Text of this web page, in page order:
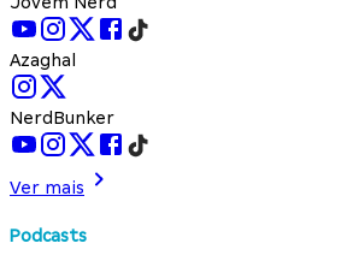
Azaghal
NerdBunker
Ver mais
Podcasts